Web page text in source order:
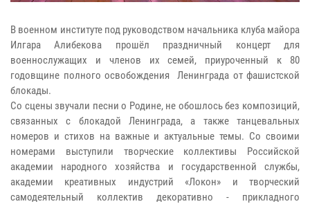
В военном институте под руководством начальника клуба майора
Илгара Алибекова прошёл праздничный концерт для
военнослужащих и членов их семей, приуроченный к 80
годовщине полного освобождения Ленинграда от фашистской
блокады.
Со сцены звучали песни о Родине, не обошлось без композиций,
связанных с блокадой Ленинграда, а также танцевальных
номеров и стихов на важные и актуальные темы. Со своими
номерами выступили творческие коллективы Российской
академии народного хозяйства и государственной службы,
академии креативных индустрий «Локон» и творческий
самодеятельный коллектив декоративно - прикладного